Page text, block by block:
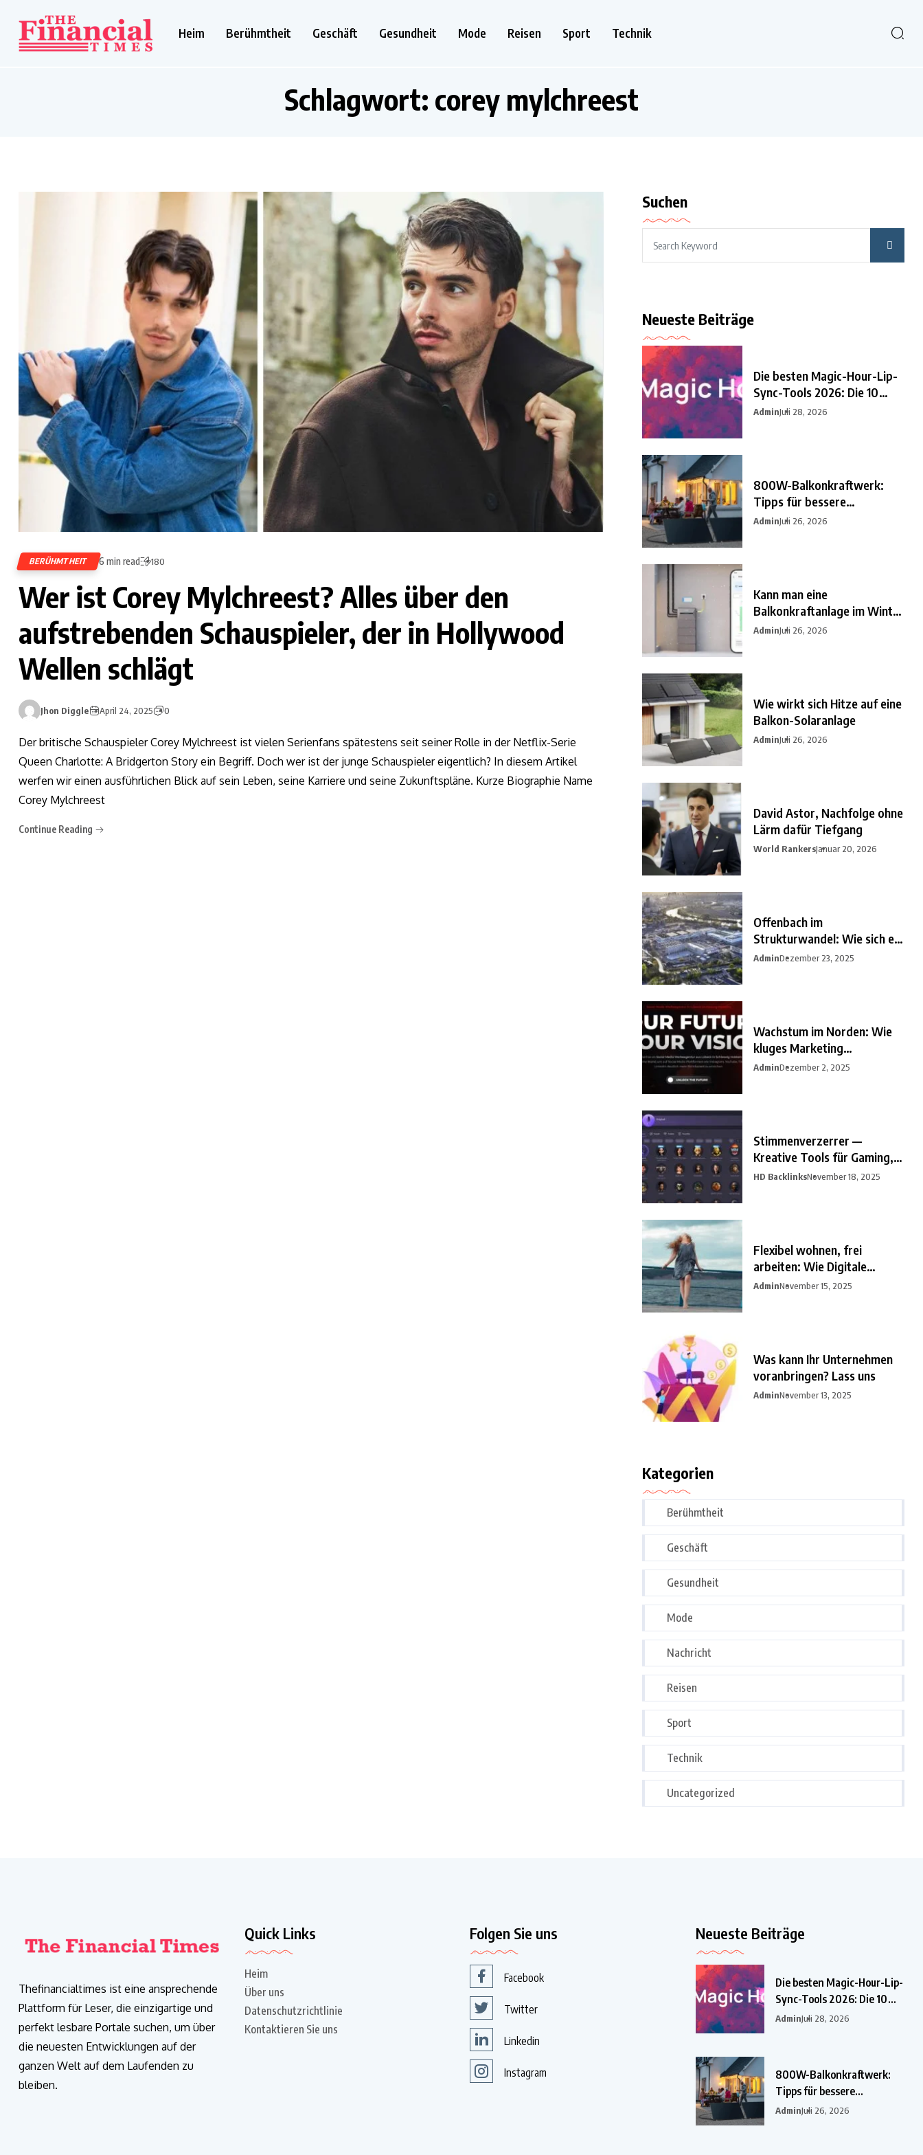
Heim Berühmtheit Geschäft Gesundheit Mode Reisen Sport Technik
Schlagwort: corey mylchreest
BERÜHMTHEIT 6 min read 180
Wer ist Corey Mylchreest? Alles über den
aufstrebenden Schauspieler, der in Hollywood
Wellen schlägt
Jhon Diggle April 24, 2025 0
Der britische Schauspieler Corey Mylchreest ist vielen Serienfans spätestens seit seiner Rolle in der Netflix-Serie
Queen Charlotte: A Bridgerton Story ein Begriff. Doch wer ist der junge Schauspieler eigentlich? In diesem Artikel
werfen wir einen ausführlichen Blick auf sein Leben, seine Karriere und seine Zukunftspläne. Kurze Biographie Name
Corey Mylchreest
Continue Reading
Suchen
Neueste Beiträge
Die besten Magic-Hour-Lip-
Sync-Tools 2026: Die 10
besten
AdminJuli 28, 2026
800W-Balkonkraftwerk:
Tipps für bessere
Einsparungen
AdminJuli 26, 2026
Kann man eine
Balkonkraftanlage im Winter
nutzen?
AdminJuli 26, 2026
Wie wirkt sich Hitze auf eine
Balkon-Solaranlage
AdminJuli 26, 2026
David Astor, Nachfolge ohne
Lärm dafür Tiefgang
World RankersJanuar 20, 2026
Offenbach im
Strukturwandel: Wie sich ein
unterschätzter
AdminDezember 23, 2025
Wachstum im Norden: Wie
kluges Marketing
Unternehmen
AdminDezember 2, 2025
Stimmenverzerrer —
Kreative Tools für Gaming,
Streaming
HD BacklinksNovember 18, 2025
Flexibel wohnen, frei
arbeiten: Wie Digitale
Nomaden
AdminNovember 15, 2025
Was kann Ihr Unternehmen
voranbringen? Lass uns
AdminNovember 13, 2025
Kategorien
Berühmtheit
Geschäft
Gesundheit
Mode
Nachricht
Reisen
Sport
Technik
Uncategorized
Thefinancialtimes ist eine ansprechende
Plattform für Leser, die einzigartige und
perfekt lesbare Portale suchen, um über
die neuesten Entwicklungen auf der
ganzen Welt auf dem Laufenden zu
bleiben.
Quick Links
Heim
Über uns
Datenschutzrichtlinie
Kontaktieren Sie uns
Folgen Sie uns
Facebook
Twitter
Linkedin
Instagram
Neueste Beiträge
Die besten Magic-Hour-Lip-
Sync-Tools 2026: Die 10
besten
AdminJuli 28, 2026
800W-Balkonkraftwerk:
Tipps für bessere
Einsparungen
AdminJuli 26, 2026